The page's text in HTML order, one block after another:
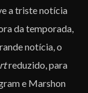
a triste notícia
da temporada,
notícia, o
reduzido, para
e Marshon